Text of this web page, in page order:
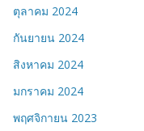
ตุลาคม 2024
กันยายน 2024
สิงหาคม 2024
มกราคม 2024
พฤศจิกายน 2023